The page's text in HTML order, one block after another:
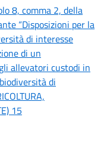
8, comma 2, della
“Disposizioni per la
di interesse
di un
allevatori custodi in
di
15